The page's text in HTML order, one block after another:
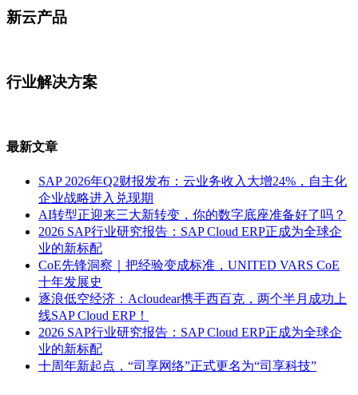
新云产品
行业解决方案
最新文章
SAP 2026年Q2财报发布：云业务收入大增24%，自主化
企业战略进入兑现期
AI转型正迎来三大新转变，你的数字底座准备好了吗？
2026 SAP行业研究报告：SAP Cloud ERP正成为全球企
业的新标配
CoE先锋洞察｜把经验变成标准，UNITED VARS CoE
十年发展史
逐浪低空经济：Acloudear携手西百克，两个半月成功上
线SAP Cloud ERP！
2026 SAP行业研究报告：SAP Cloud ERP正成为全球企
业的新标配
十周年新起点，“司享网络”正式更名为“司享科技”